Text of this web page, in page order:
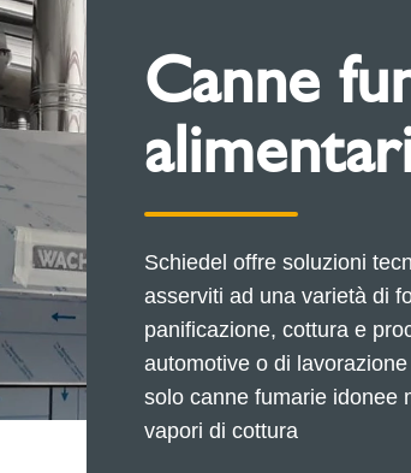
Canne
Schiedel offre soluzioni
asserviti ad una varietà di
panificazione, cottura e
automotive o di
solo canne fumarie idonee
vapori di cottura